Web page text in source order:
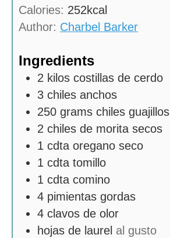
Calories: 252kcal
Author: Charbel Barker
Ingredients
2 kilos costillas de cerdo
3 chiles anchos
250 grams chiles guajillos
2 chiles de morita secos
1 cdta oregano seco
1 cdta tomillo
1 cdta comino
4 pimientas gordas
4 clavos de olor
hojas de laurel al gusto